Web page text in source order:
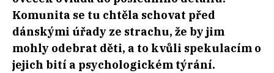
Komunita se tu chtěla schovat před
dánskými úřady ze strachu, že by jim
mohly odebrat děti, a to kvůli spekulacím o
jejich bití a psychologickém týrání.